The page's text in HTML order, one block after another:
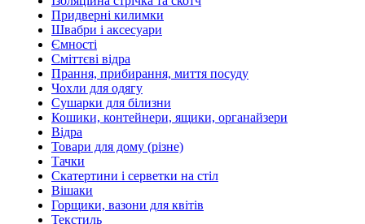
Придверні килимки
Швабри і аксесуари
Ємності
Сміттєві відра
Прання, прибирання, миття посуду
Чохли для одягу
Сушарки для білизни
Кошики, контейнери, ящики, органайзери
Відра
Товари для дому (різне)
Тачки
Скатертини і серветки на стіл
Вішаки
Горщики, вазони для квітів
Текстиль